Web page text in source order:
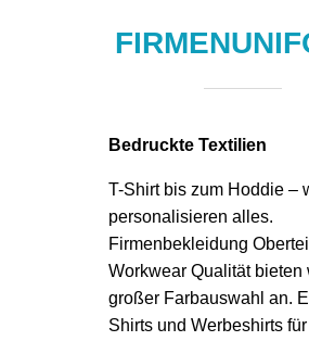
Bedruckte Textilien
T-Shirt bis zum Hoddie –
personalisieren alles.
Firmenbekleidung
Workwear Qualität bieten
großer Farbauswahl an.
Shirts und Werbeshirts für